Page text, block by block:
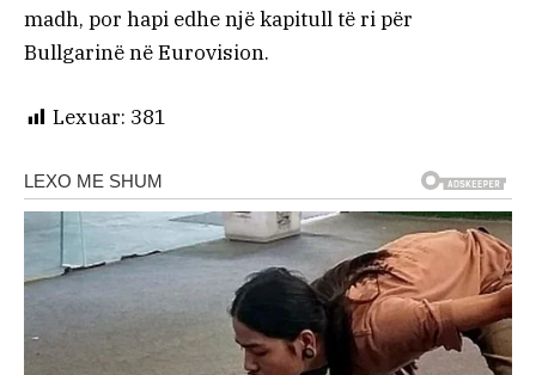
madh, por hapi edhe një kapitull të ri për
Bullgarinë në Eurovision.
Lexuar: 381